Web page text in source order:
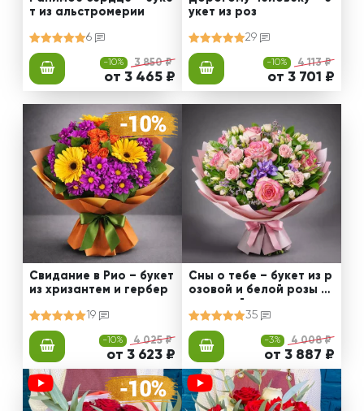
т из альстромерии
6
-10% 3 850 ₽
от 3 465 ₽
укет из роз
29
-10% 4 113 ₽
от 3 701 ₽
Свидание в Рио – букет
из хризантем и гербер
19
-10% 4 025 ₽
от 3 623 ₽
Сны о тебе – букет из р
озовой и белой розы с
35
-3% 4 008 ₽
от 3 887 ₽